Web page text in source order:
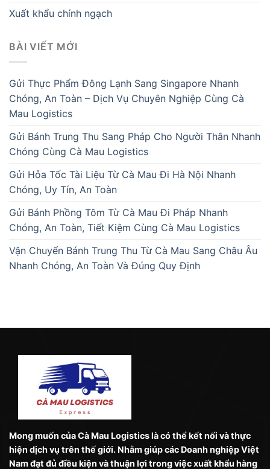
Xuất khẩu chính ngạch
BÀI VIẾT MỚI
Gửi Thực Phẩm Đông Lạnh Sang Singapore Nhanh
Chóng, An Toàn – Dịch Vụ Chuyên Nghiệp Cùng Cà
Mau Logistics
Gửi Bánh Trung Thu Sang Pháp Cho Người Thân Nhanh
Chóng Cùng Cà Mau Logistics
Gửi Hỏa Tốc Tài Liệu Từ Cà Mau Đi Hà Nội Nhanh
Chóng, Uy Tín, An Toàn
Gửi Bánh Phồng Tôm Từ Cà Mau Đi Pháp Nhanh
Chóng, An Toàn, Tiết Kiệm Cùng Cà Mau Logistics
Vận Chuyển Bánh Trung Thu Từ Cà Mau Sang Châu Âu
Nhanh Chóng, An Toàn Và Đúng Quy Định
Mong muốn của Cà Mau Logistics là có thể kết nối và thực
hiện dịch vụ trên thế giới. Nhằm giúp các Doanh nghiệp Việt
Nam đạt đủ điều kiện và thuận lợi trong việc xuất khẩu hàng